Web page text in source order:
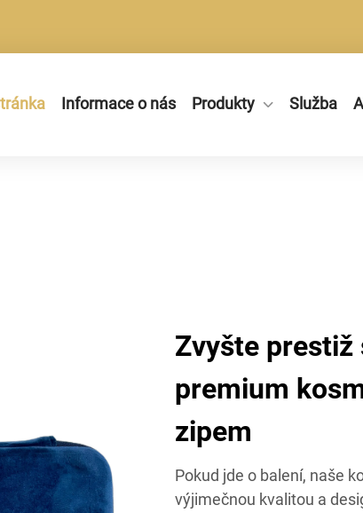
Informace o nás Produkty Služba
Zvyšte prestiž
premium
zipem
Pokud jde o balení, naše
výjimečnou kvalitou a